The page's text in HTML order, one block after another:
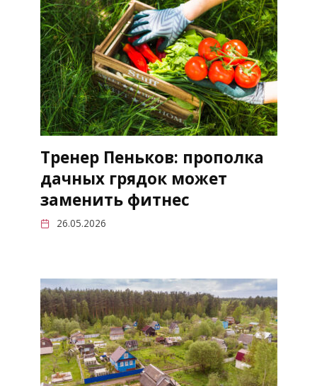
Тренер Пеньков: прополка
дачных грядок может
заменить фитнес
26.05.2026